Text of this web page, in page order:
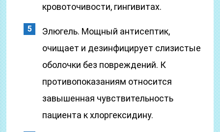
кровоточивости, гингивитах.
Элюгель. Мощный антисептик,
очищает и дезинфицирует слизистые
оболочки без повреждений. К
противопоказаниям относится
завышенная чувствительность
пациента к хлоргексидину.